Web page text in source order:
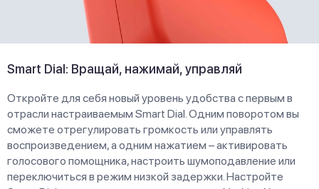
Smart Dial: Вращай, нажимай, управляй
Откройте для себя новый уровень удобства с первым в
отрасли настраиваемым Smart Dial. Одним поворотом вы
сможете отрегулировать громкость или управлять
воспроизведением, а одним нажатием – активировать
голосового помощника, настроить шумоподавление или
переключиться в режим низкой задержки. Настройте